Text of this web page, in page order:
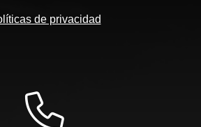
de privacidad